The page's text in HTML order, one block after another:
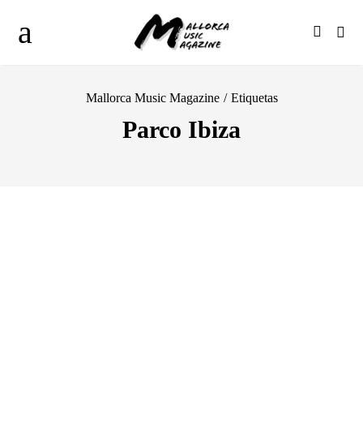
Mallorca Music Magazine / Etiquetas
Parco Ibiza